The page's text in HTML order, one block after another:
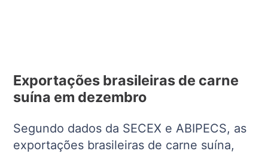
Exportações brasileiras de carne
suína em dezembro
Segundo dados da SECEX e ABIPECS, as
exportações brasileiras de carne suína,